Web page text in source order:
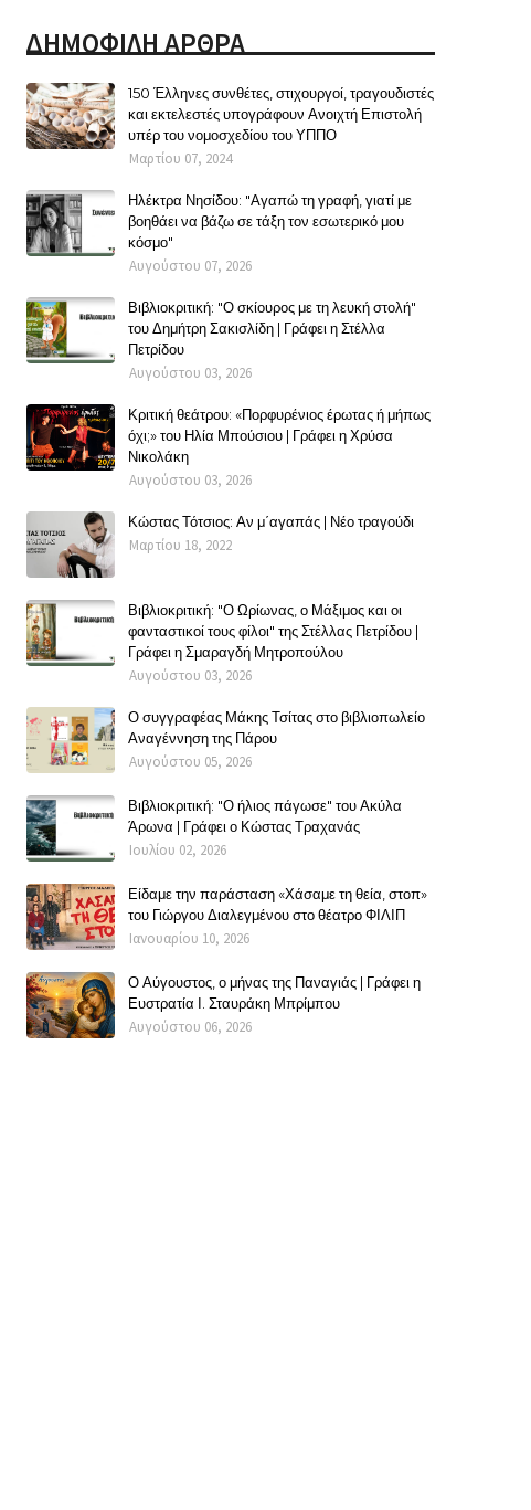
ΔΗΜΟΦΙΛΗ ΑΡΘΡΑ
150 Έλληνες συνθέτες, στιχουργοί, τραγουδιστές
και εκτελεστές υπογράφουν Ανοιχτή Επιστολή
υπέρ του νομοσχεδίου του ΥΠΠΟ
Μαρτίου 07, 2024
Ηλέκτρα Νησίδου: "Αγαπώ τη γραφή, γιατί με
βοηθάει να βάζω σε τάξη τον εσωτερικό μου
κόσμο"
Αυγούστου 07, 2026
Βιβλιοκριτική: "Ο σκίουρος με τη λευκή στολή"
του Δημήτρη Σακισλίδη | Γράφει η Στέλλα
Πετρίδου
Αυγούστου 03, 2026
Κριτική θεάτρου: «Πορφυρένιος έρωτας ή μήπως
όχι;» του Ηλία Μπούσιου | Γράφει η Χρύσα
Νικολάκη
Αυγούστου 03, 2026
Κώστας Τότσιος: Αν μ΄αγαπάς | Νέο τραγούδι
Μαρτίου 18, 2022
Βιβλιοκριτική: "Ο Ωρίωνας, ο Μάξιμος και οι
φανταστικοί τους φίλοι" της Στέλλας Πετρίδου |
Γράφει η Σμαραγδή Μητροπούλου
Αυγούστου 03, 2026
Ο συγγραφέας Μάκης Τσίτας στο βιβλιοπωλείο
Αναγέννηση της Πάρου
Αυγούστου 05, 2026
Βιβλιοκριτική: "Ο ήλιος πάγωσε" του Ακύλα
Άρωνα | Γράφει ο Κώστας Τραχανάς
Ιουλίου 02, 2026
Είδαμε την παράσταση «Χάσαμε τη θεία, στοπ»
του Γιώργου Διαλεγμένου στο θέατρο ΦΙΛΙΠ
Ιανουαρίου 10, 2026
Ο Αύγουστος, ο μήνας της Παναγιάς | Γράφει η
Ευστρατία Ι. Σταυράκη Μπρίμπου
Αυγούστου 06, 2026